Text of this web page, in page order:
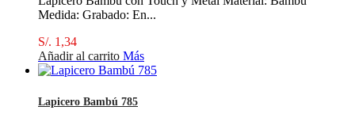
Medida: Grabado: En...
S/. 1,34
Añadir al carrito Más
Lapicero Bambú 785